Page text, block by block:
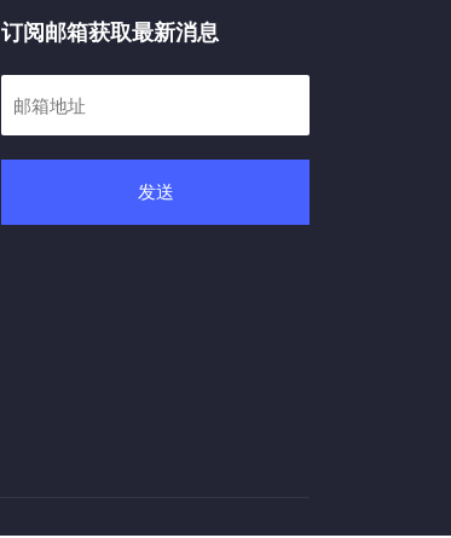
订阅邮箱获取最新消息
发送